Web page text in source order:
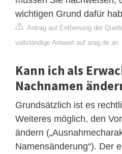
wichtigen Grund dafür
Antrag auf Entfernung der
vollständige Antwort auf arag.de an
Kann ich als
Nachnamen
Grundsätzlich ist es
Weiteres möglich, den
ändern
Namensänderung“). Der